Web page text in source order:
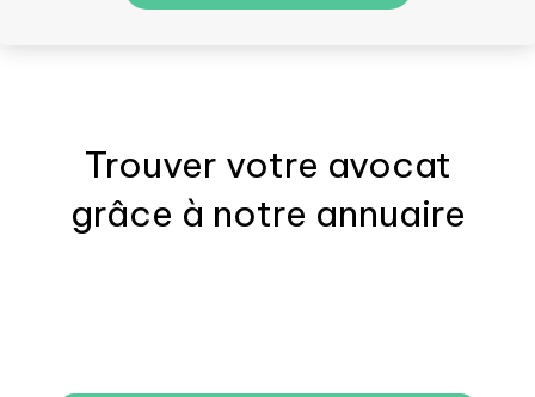
Trouver votre avocat
grâce à notre annuaire